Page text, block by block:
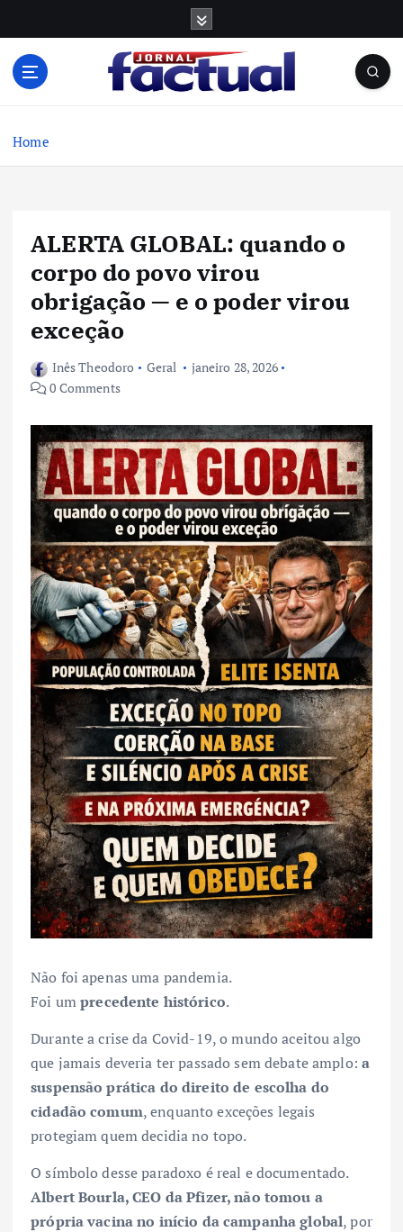
Home
ALERTA GLOBAL: quando o
corpo do povo virou
obrigação — e o poder virou
exceção
Inês Theodoro Geral
janeiro 28, 2026
0 Comments
Não foi apenas uma pandemia.
Foi umprecedente histórico.
Durante a crise da Covid-19, o mundo aceitou algo
que jamais deveria ter passado sem debate amplo: a
suspensão prática do direito de escolha do
cidadão comum, enquanto exceções legais
protegiam quem decidia no topo.
O símbolo desse paradoxo é real e documentado.
Albert Bourla, CEO da Pfizer, não tomou a
própria vacina no início da campanha global, por